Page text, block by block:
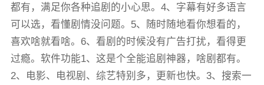
都有，满足你各种追剧的小心思。4、字幕有好多语言
可以选，看懂剧情没问题。5、随时随地看你想看的，
喜欢啥就看啥。6、看剧的时候没有广告打扰，看得更
过瘾。软件功能1、这是个全能追剧神器，啥剧都有。
2、电影、电视剧、综艺特别多，更新也快。3、搜索一